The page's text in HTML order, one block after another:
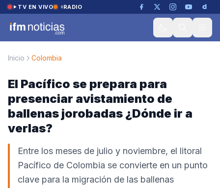
Saltar al contenido
TV EN VIVO RADIO
Inicio Colombia
El Pacífico se prepara para
presenciar avistamiento de
ballenas jorobadas ¿Dónde ir a
verlas?
Entre los meses de julio y noviembre, el litoral
Pacífico de Colombia se convierte en un punto
clave para la migración de las ballenas